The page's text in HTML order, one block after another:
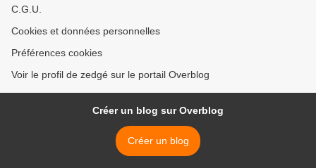
C.G.U.
Cookies et données personnelles
Préférences cookies
Voir le profil de zedgé sur le portail Overblog
Créer un blog sur Overblog
Créer un blog